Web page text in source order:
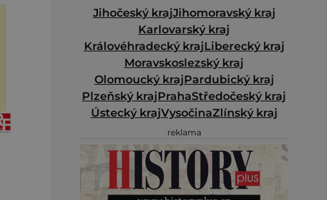
Jihočeský krajJihomoravský kraj
Karlovarský kraj
Královéhradecký krajLiberecký kraj
Moravskoslezský kraj
Olomoucký krajPardubický kraj
Plzeňský krajPrahaStředočeský kraj
Ústecký krajVysočinaZlínský kraj
reklama